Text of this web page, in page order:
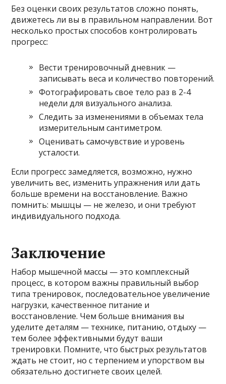
Без оценки своих результатов сложно понять,
движетесь ли вы в правильном направлении. Вот
несколько простых способов контролировать
прогресс:
Вести тренировочный дневник —
записывать веса и количество повторений.
Фотографировать свое тело раз в 2-4
недели для визуального анализа.
Следить за изменениями в объемах тела
измерительным сантиметром.
Оценивать самочувствие и уровень
усталости.
Если прогресс замедляется, возможно, нужно
увеличить вес, изменить упражнения или дать
больше времени на восстановление. Важно
помнить: мышцы — не железо, и они требуют
индивидуального подхода.
Заключение
Набор мышечной массы — это комплексный
процесс, в котором важны правильный выбор
типа тренировок, последовательное увеличение
нагрузки, качественное питание и
восстановление. Чем больше внимания вы
уделите деталям — технике, питанию, отдыху —
тем более эффективными будут ваши
тренировки. Помните, что быстрых результатов
ждать не стоит, но с терпением и упорством вы
обязательно достигнете своих целей.